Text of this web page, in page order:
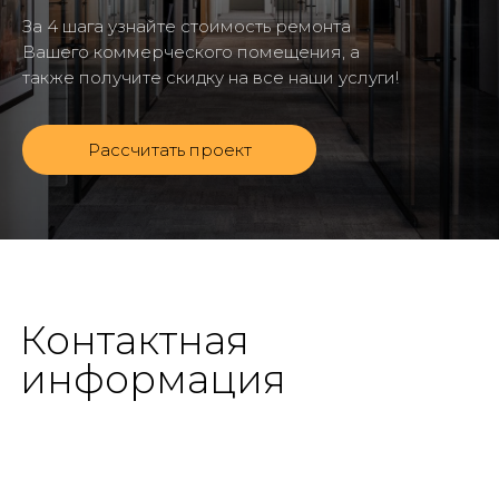
За 4 шага узнайте стоимость ремонта
Вашего коммерческого помещения, а
также получите скидку на все наши услуги!
Рассчитать проект
Контактная
информация